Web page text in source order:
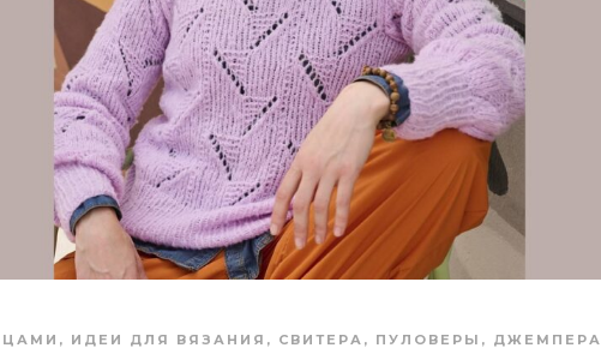
, ИДЕИ ДЛЯ ВЯЗАНИЯ , СВИТЕРА, ПУЛОВЕРЫ, ДЖЕМПЕРА